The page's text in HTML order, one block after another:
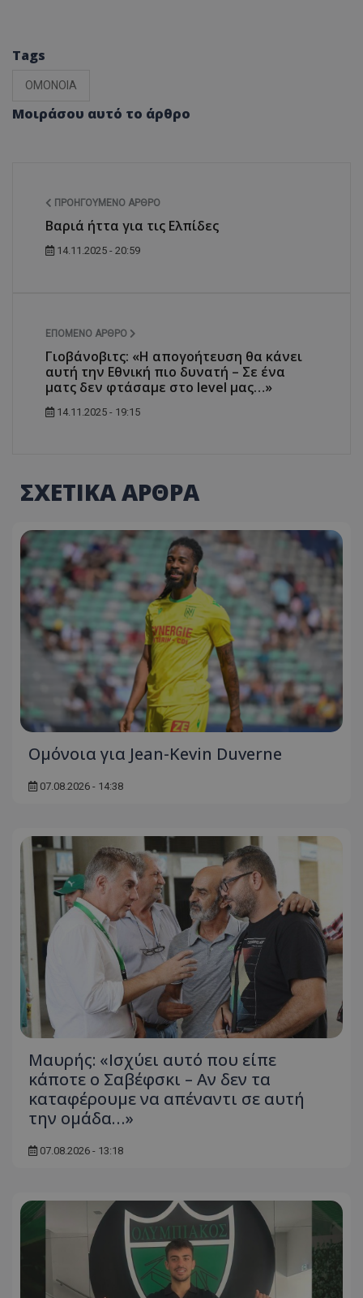
Tags
ΟΜΟΝΟΙΑ
Μοιράσου αυτό το άρθρο
ΠΡΟΗΓΟΎΜΕΝΟ ΆΡΘΡΟ
Βαριά ήττα για τις Ελπίδες
14.11.2025 - 20:59
ΕΠΌΜΕΝΟ ΆΡΘΡΟ
Γιοβάνοβιτς: «Η απογοήτευση θα κάνει
αυτή την Εθνική πιο δυνατή – Σε ένα
ματς δεν φτάσαμε στο level μας…»
14.11.2025 - 19:15
ΣΧΕΤΙΚΑ ΑΡΘΡΑ
Ομόνοια για Jean-Kevin Duverne
07.08.2026 - 14:38
Μαυρής: «Ισχύει αυτό που είπε
κάποτε ο Σαβέφσκι – Αν δεν τα
καταφέρουμε να απέναντι σε αυτή
την ομάδα…»
07.08.2026 - 13:18